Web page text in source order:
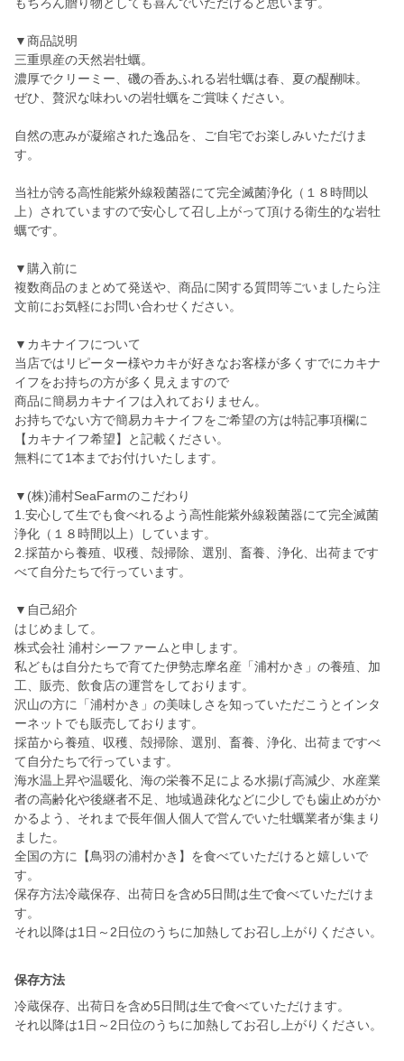
▼商品説明
三重県産の天然岩牡蠣。
濃厚でクリーミー、磯の香あふれる岩牡蠣は春、夏の醍醐味。
ぜひ、贅沢な味わいの岩牡蠣をご賞味ください。
自然の恵みが凝縮された逸品を、ご自宅でお楽しみいただけま
す。
当社が誇る高性能紫外線殺菌器にて完全滅菌浄化（１８時間以
上）されていますので安心して召し上がって頂ける衛生的な岩牡
蠣です。
▼購入前に
複数商品のまとめて発送や、商品に関する質問等ごいましたら注
文前にお気軽にお問い合わせください。
▼カキナイフについて
当店ではリピーター様やカキが好きなお客様が多くすでにカキナ
イフをお持ちの方が多く見えますので
商品に簡易カキナイフは入れておりません。
お持ちでない方で簡易カキナイフをご希望の方は特記事項欄に
【カキナイフ希望】と記載ください。
無料にて1本までお付けいたします。
▼(株)浦村SeaFarmのこだわり
1.安心して生でも食べれるよう高性能紫外線殺菌器にて完全滅菌
浄化（１８時間以上）しています。
2.採苗から養殖、収穫、殻掃除、選別、畜養、浄化、出荷まです
べて自分たちで行っています。
▼自己紹介
はじめまして。
株式会社 浦村シーファームと申します。
私どもは自分たちで育てた伊勢志摩名産「浦村かき」の養殖、加
工、販売、飲食店の運営をしております。
沢山の方に「浦村かき」の美味しさを知っていただこうとインタ
ーネットでも販売しております。
採苗から養殖、収穫、殻掃除、選別、畜養、浄化、出荷まですべ
て自分たちで行っています。
海水温上昇や温暖化、海の栄養不足による水揚げ高減少、水産業
者の高齢化や後継者不足、地域過疎化などに少しでも歯止めがか
かるよう、それまで長年個人個人で営んでいた牡蠣業者が集まり
ました。
全国の方に【鳥羽の浦村かき】を食べていただけると嬉しいで
す。
保存方法冷蔵保存、出荷日を含め5日間は生で食べていただけま
す。
それ以降は1日～2日位のうちに加熱してお召し上がりください。
保存方法
冷蔵保存、出荷日を含め5日間は生で食べていただけます。
それ以降は1日～2日位のうちに加熱してお召し上がりください。